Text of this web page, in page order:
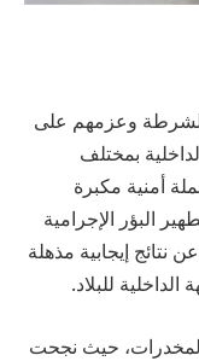
وعزمهم على
بمختلف
أمنية مكبرة
تطهير البؤر الإجرامية
إيجابية مذهلة
للبلاد.
حيث نجحت